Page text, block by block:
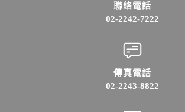
聯絡電話
02-2242-7222
傳真電話
02-2243-8822